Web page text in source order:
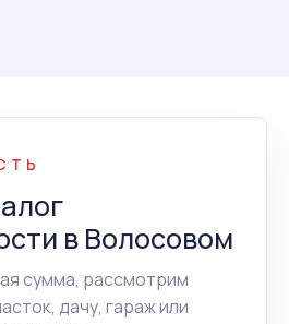
в Волосовом
сумма, рассмотрим
дачу, гараж или